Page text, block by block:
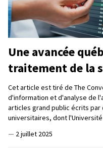
Une avancée
traitement de la
Cet article est tiré de The
d'information et d'analyse de
articles grand public écrits
universitaires, dont
— 2 juillet 2025